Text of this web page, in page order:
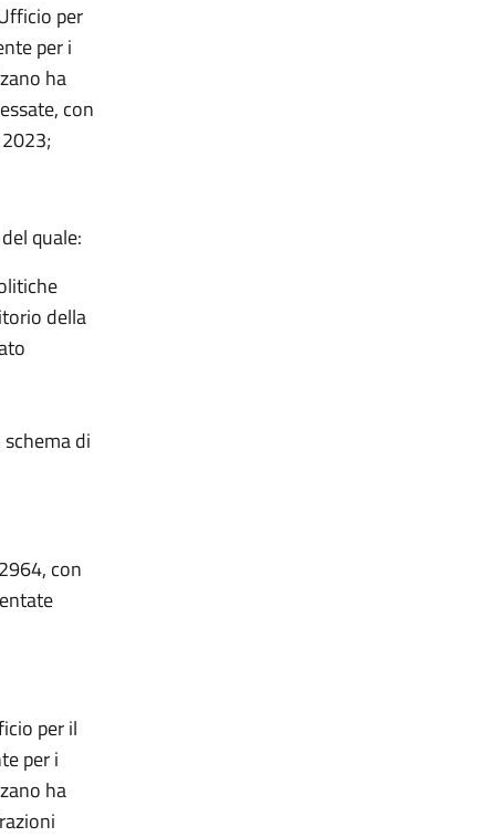
per
per i
ha
con
quale:
della
di
con
per il
per i
ha